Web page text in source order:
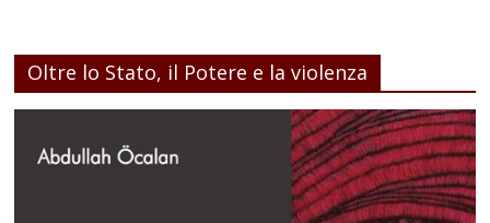
Oltre lo Stato, il Potere e la violenza